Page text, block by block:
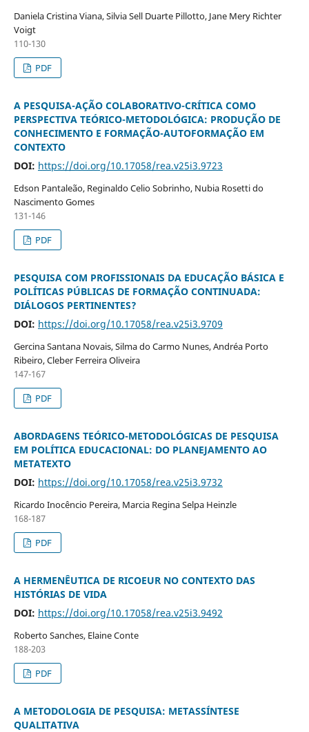
Daniela Cristina Viana, Silvia Sell Duarte Pillotto, Jane Mery Richter
Voigt
110-130
PDF
A PESQUISA-AÇÃO COLABORATIVO-CRÍTICA COMO
PERSPECTIVA TEÓRICO-METODOLÓGICA: PRODUÇÃO DE
CONHECIMENTO E FORMAÇÃO-AUTOFORMAÇÃO EM
CONTEXTO
DOI: https://doi.org/10.17058/rea.v25i3.9723
Edson Pantaleão, Reginaldo Celio Sobrinho, Nubia Rosetti do
Nascimento Gomes
131-146
PDF
PESQUISA COM PROFISSIONAIS DA EDUCAÇÃO BÁSICA E
POLÍTICAS PÚBLICAS DE FORMAÇÃO CONTINUADA:
DIÁLOGOS PERTINENTES?
DOI: https://doi.org/10.17058/rea.v25i3.9709
Gercina Santana Novais, Silma do Carmo Nunes, Andréa Porto
Ribeiro, Cleber Ferreira Oliveira
147-167
PDF
ABORDAGENS TEÓRICO-METODOLÓGICAS DE PESQUISA
EM POLÍTICA EDUCACIONAL: DO PLANEJAMENTO AO
METATEXTO
DOI: https://doi.org/10.17058/rea.v25i3.9732
Ricardo Inocêncio Pereira, Marcia Regina Selpa Heinzle
168-187
PDF
A HERMENÊUTICA DE RICOEUR NO CONTEXTO DAS
HISTÓRIAS DE VIDA
DOI: https://doi.org/10.17058/rea.v25i3.9492
Roberto Sanches, Elaine Conte
188-203
PDF
A METODOLOGIA DE PESQUISA: METASSÍNTESE
QUALITATIVA